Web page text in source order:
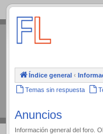
.
Índice general ‹
Temas sin respuesta
Anuncios
Información general del foro.